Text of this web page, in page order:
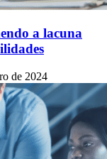
a lacuna
de 2024